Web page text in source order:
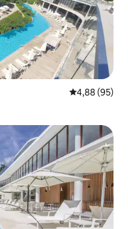
4,88 av 5 i
4,88 (95)